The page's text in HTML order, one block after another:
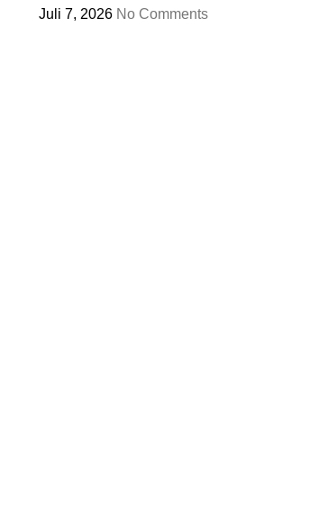
Juli 7, 2026 No Comments